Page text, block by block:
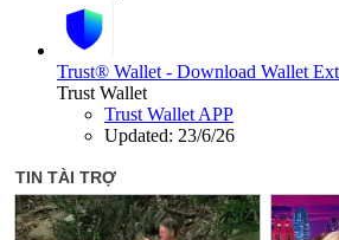
Trust® Wallet - Download Wallet
Trust Wallet
Trust Wallet APP
Updated: 23/6/26